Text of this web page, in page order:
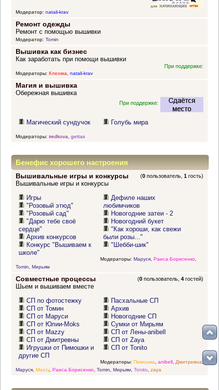
Модератор: natali-krav
Ремонт одежды
Ремонт с помощью вышивки
Модератор: Tomin
Вышивка как бизнес
Как заработать при помощи вышивки
При поддержке:
Модераторы: Клеома, natali-krav
Магия и вышивка
Обережная вышивка
При поддержке:
Магический сундучок Голубь мира
Модераторы: iredkova gettas
Бенефис хорошего настроения
Вышивальные игры и конкурсы (0 пользователь,1 гость)
Вышивальные игры и конкурсы
Игры
"Розовый этюд"
"Розовый сад"
"Дарю тебе своё
сердце"
Архив конкурсов
Конкурс "Вышиваем к
школе"
Дефиле наших
любимчиков
Новогодние затеи - 2
Новогодний букет
"Как хороши, как свежи
были розы..."
"Шебби-шик"
Модераторы: Маруся, Раиса Борисенко,
Tomin
Мирьям
Совместные процессы (0 пользователь,4 гостей)
Шьем и вышиваем вместе
СП по фотостежку
СП от Томин
СП от Маруси
СП от Юлии-Moks
СП от Mazzy
СП от Дмитревны
Игрушки от Пимошки и
другие СП
Пасхальные СП
Архив
Новогодние СП
Сумки от Мирьям
СП от Лены-anibell
СП от Zaya
СП от Tonito
Модераторы: Пимошка anibell, Дмитревна,
Маруся, Mazzy, Раиса Борисенко, Tomin Мирьям, Tonito zaya